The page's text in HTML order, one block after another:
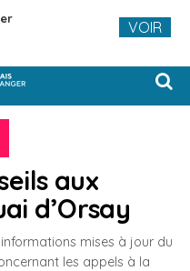
aux
d’Orsay
mises à jour du
les appels à la
VOIR